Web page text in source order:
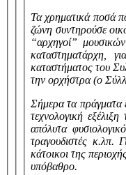
Τα χρηματικά ποσά
ζώνη συντηρούσε
“αρχηγοί”
καταστηματάρχη,
καταστήματος του
την ορχήστρα (ο
Σήμερα τα πράγματα
τεχνολογική
απόλυτα
τραγουδιστές κ.λπ.
κάτοικοι της
υπόβαθρο.